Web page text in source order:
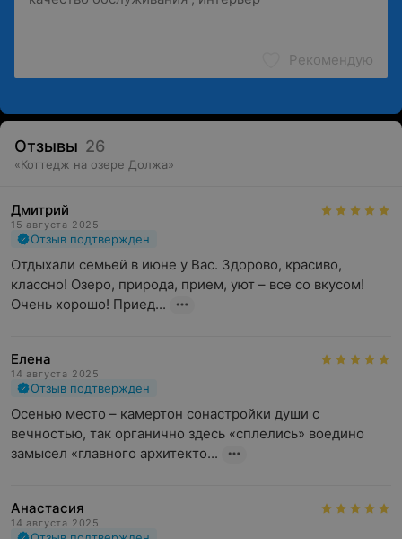
Рекомендую
Отзывы 26
«Коттедж на озере Должа»
Дмитрий
15 августа 2025
Отзыв подтвержден
Отдыхали семьей в июне у Вас. Здорово, красиво,
классно! Озеро, природа, прием, уют – все со вкусом!
Очень хорошо! Приед...
Елена
14 августа 2025
Отзыв подтвержден
Осенью место – камертон сонастройки души с
вечностью, так органично здесь «сплелись» воедино
замысел «главного архитекто...
Анастасия
14 августа 2025